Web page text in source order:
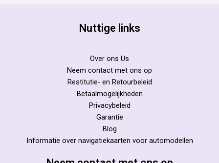
Nuttige links
Over ons Us
Neem contact met ons op
Restitutie- en Retourbeleid
Betaalmogelijkheden
Privacybeleid
Garantie
Blog
Informatie over navigatiekaarten voor automodellen